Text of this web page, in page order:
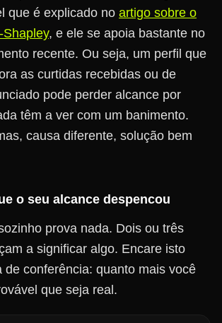
que é explicado no artigo sobre o
, e ele se apoia bastante no
recente. Ou seja, um perfil que
as curtidas recebidas ou de
pode perder alcance por
têm a ver com um banimento.
causa diferente, solução bem
o seu alcance despencou
prova nada. Dois ou três
a significar algo. Encare isto
de conferência: quanto mais você
que seja real.